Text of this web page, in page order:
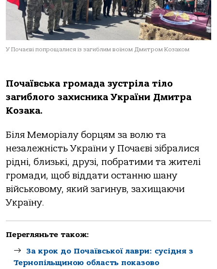
У Почаєві попрощалися із загиблим воїном Дмитром Козаком
Почаївська громада зустріла тіло
загиблого захисника України Дмитра
Козака.
Біля Меморіалу борцям за волю та
незалежність України у Почаєві зібралися
рідні, близькі, друзі, побратими та жителі
громади, щоб віддати останню шану
військовому, який загинув, захищаючи
Україну.
Перегляньте також:
За крок до Почаївської лаври: сусідня з
Тернопільщиною область показово